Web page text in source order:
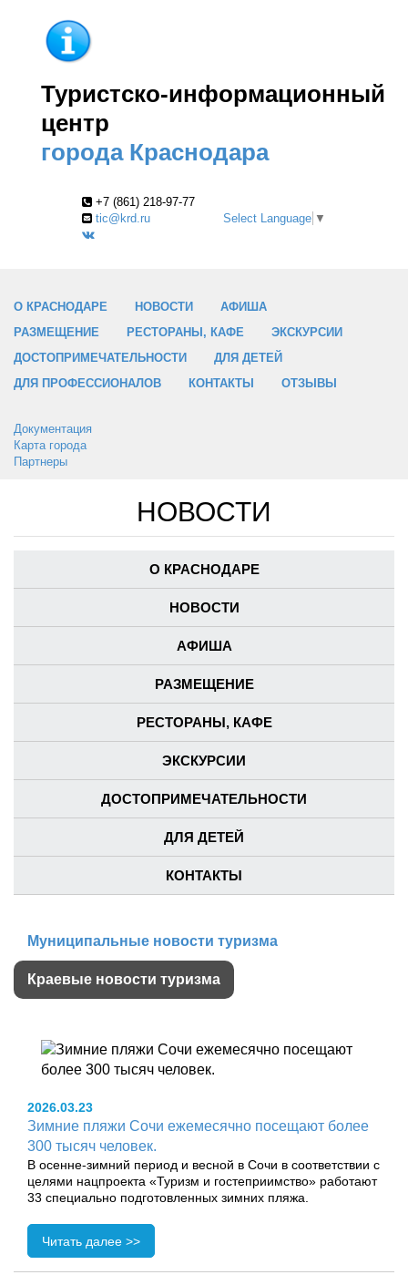
Туристско-информационный
центр
города Краснодара
+7 (861) 218-97-77
tic@krd.ru
Select Language ▼
О КРАСНОДАРЕ НОВОСТИ
АФИША
РАЗМЕЩЕНИЕ
РЕСТОРАНЫ, КАФЕ
ЭКСКУРСИИ
ДОСТОПРИМЕЧАТЕЛЬНОСТИ
ДЛЯ ДЕТЕЙ
ДЛЯ ПРОФЕССИОНАЛОВ
КОНТАКТЫ ОТЗЫВЫ
Документация
Карта города
Партнеры
НОВОСТИ
О КРАСНОДАРЕ
НОВОСТИ
АФИША
РАЗМЕЩЕНИЕ
РЕСТОРАНЫ, КАФЕ
ЭКСКУРСИИ
ДОСТОПРИМЕЧАТЕЛЬНОСТИ
ДЛЯ ДЕТЕЙ
КОНТАКТЫ
Муниципальные новости туризма
Краевые новости туризма
2026.03.23
Зимние пляжи Сочи ежемесячно посещают более
300 тысяч человек.
В осенне-зимний период и весной в Сочи в соответствии с
целями нацпроекта «Туризм и гостеприимство» работают
33 специально подготовленных зимних пляжа.
Читать далее >>